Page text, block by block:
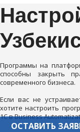
Программы на
способны закрыть
современного бизнеса.
Если вас не
хотите настроить
1С в Business
ОСТАВИТЬ